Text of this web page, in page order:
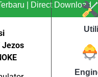
Download Terbaru | Direct Download
Jezos